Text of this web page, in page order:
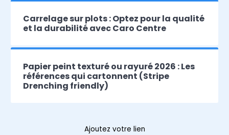
Carrelage sur plots : Optez pour la qualité
et la durabilité avec Caro Centre
Papier peint texturé ou rayuré 2026 : Les
références qui cartonnent (Stripe
Drenching friendly)
Ajoutez votre lien